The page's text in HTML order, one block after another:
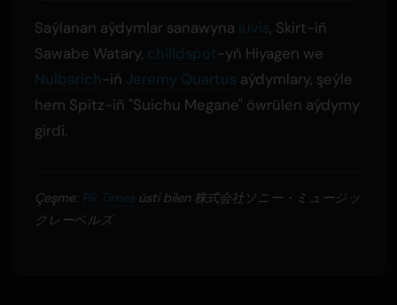
Saýlanan aýdymlar sanawyna luvis, Skirt-iň
Sawabe Watary, chilldspot-yň Hiyagen we
Nulbarich-iň Jeremy Quartus aýdymlary, şeýle
hem Spitz-iň "Suichu Megane" öwrülen aýdymy
girdi.
Çeşme: PR Timesüsti bilen 株式会社ソニー・ミュージッ
クレーベルズ